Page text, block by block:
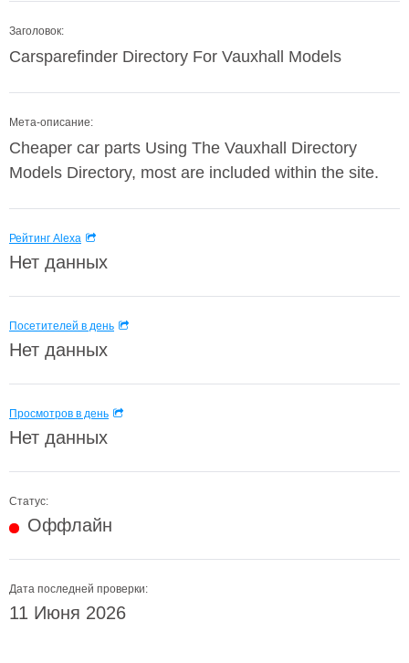
Заголовок:
Carsparefinder Directory For Vauxhall Models
Мета-описание:
Cheaper car parts Using The Vauxhall Directory
Models Directory, most are included within the site.
Рейтинг Alexa
Нет данных
Посетителей в день
Нет данных
Просмотров в день
Нет данных
Статус:
Оффлайн
Дата последней проверки:
11 Июня 2026